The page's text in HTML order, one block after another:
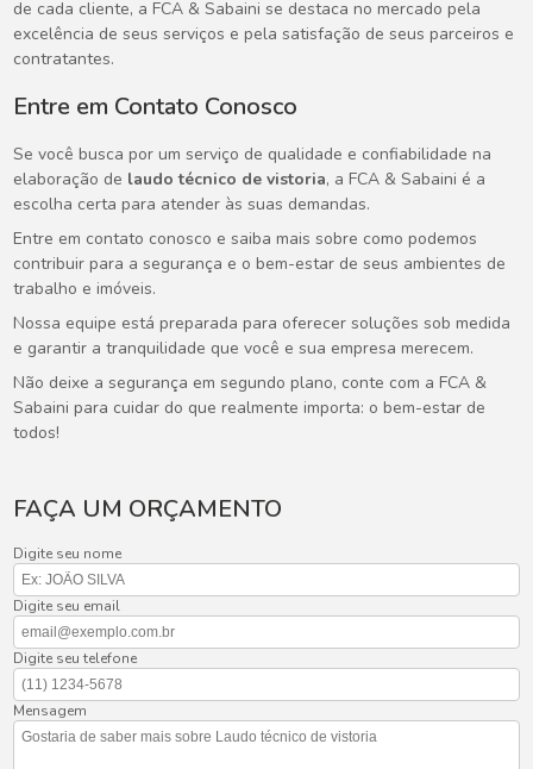
de cada cliente, a FCA & Sabaini se destaca no mercado pela
excelência de seus serviços e pela satisfação de seus parceiros e
contratantes.
Entre em Contato Conosco
Se você busca por um serviço de qualidade e confiabilidade na
elaboração de laudo técnico de vistoria, a FCA & Sabaini é a
escolha certa para atender às suas demandas.
Entre em contato conosco e saiba mais sobre como podemos
contribuir para a segurança e o bem-estar de seus ambientes de
trabalho e imóveis.
Nossa equipe está preparada para oferecer soluções sob medida
e garantir a tranquilidade que você e sua empresa merecem.
Não deixe a segurança em segundo plano, conte com a FCA &
Sabaini para cuidar do que realmente importa: o bem-estar de
todos!
FAÇA UM ORÇAMENTO
Digite seu nome
Digite seu email
Digite seu telefone
Mensagem